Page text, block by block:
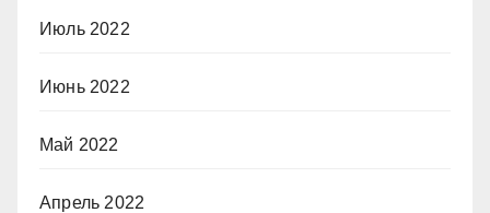
Июль 2022
Июнь 2022
Май 2022
Апрель 2022